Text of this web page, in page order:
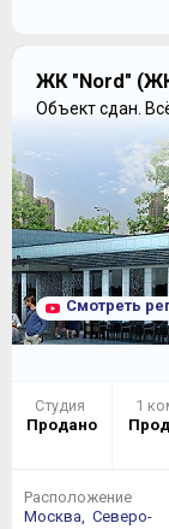
ЖК "Nord"
Объект сдан.
Смотреть
Студия
Продано
1
Расположение
Москва, Северо-